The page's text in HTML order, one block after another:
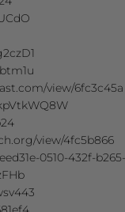
view/6fc3c45a
view/4fc5b866
0510-432f-